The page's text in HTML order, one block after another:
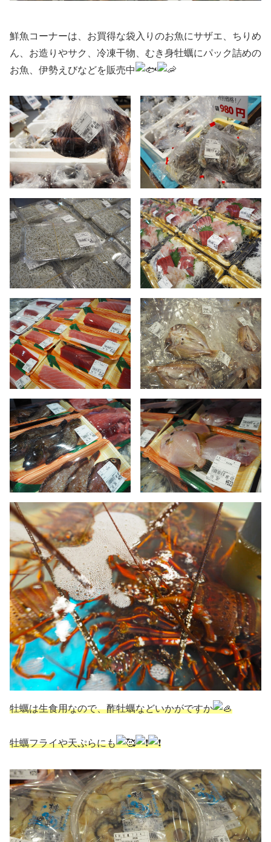
鮮魚コーナーは、お買得な袋入りのお魚にサザエ、ちりめ
ん、お造りやサク、冷凍干物、むき身牡蠣にパック詰めの
お魚、伊勢えびなどを販売中
牡蠣は生食用なので、酢牡蠣などいかがですか
牡蠣フライや天ぷらにも